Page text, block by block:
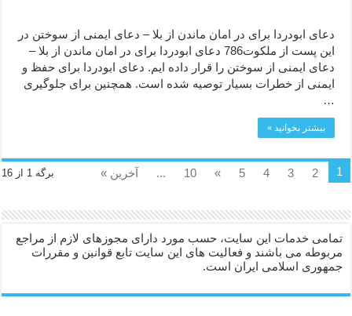
دعای ابودردا برای در امان ماندن از بلا – دعای ایمنی از سوختن در
این پست از ملکوت786 دعای ابودردا برای در امان ماندن از بلا –
دعای ایمنی از سوختن را قرار داده ایم. دعای ابودردا برای حفظ و
ایمنی از خطرات بسیار توصیه شده است. همچنین برای جلوگیری
…
بیشتر بخوانید »
برگه 1 از 16 1
2
3
4
5
»
10
... آخرین »
تمامی خدمات این سایت، حسب مورد دارای مجوزهای لازم از مراجع
مربوطه می باشند و فعالیت های این سایت تابع قوانین و مقررات
جمهوری اسلامی ایران است.